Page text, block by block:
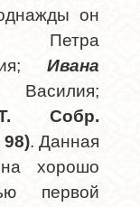
он
Петра
Ивана
Собр.
. Данная
хорошо
первой